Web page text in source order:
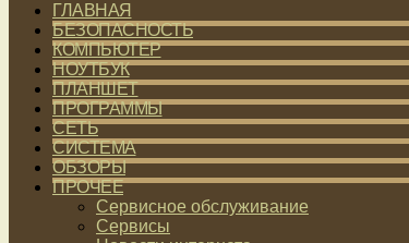
ГЛАВНАЯ
БЕЗОПАСНОСТЬ
КОМПЬЮТЕР
НОУТБУК
ПЛАНШЕТ
ПРОГРАММЫ
СЕТЬ
СИСТЕМА
ОБЗОРЫ
ПРОЧЕЕ
Сервисное обслуживание
Сервисы